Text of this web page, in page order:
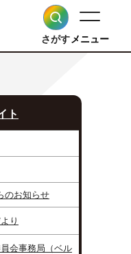
さがすメニュー
ト
のお知らせ
り
会事務局（ベル